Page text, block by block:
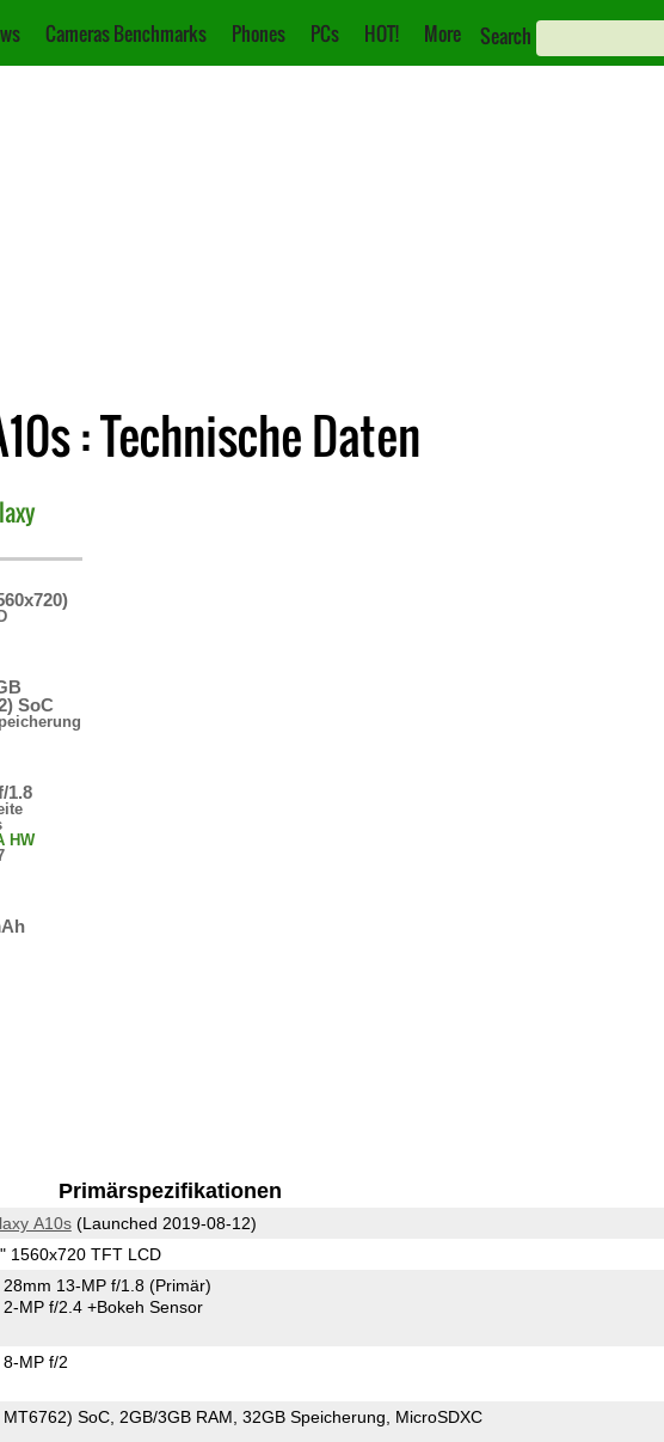
Cameras Benchmarks Phones PCs HOT! More Search
: Technische Daten
SoC
1.8
HW
Primärspezifikationen
A10s(Launched 2019-08-12)
1560x720 TFT LCD
28mm 13-MP f/1.8 (Primär)
2-MP f/2.4 +Bokeh Sensor
8-MP f/2
MT6762) SoC 2GB/3GB RAM 32GB Speicherung MicroSDXC